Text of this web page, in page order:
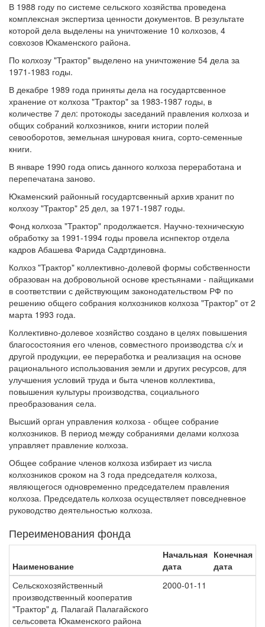
В 1988 году по системе сельского хозяйства проведена
комплексная экспертиза ценности документов. В результате
которой дела выделены на уничтожение 10 колхозов, 4
совхозов Юкаменского района.
По колхозу "Трактор" выделено на уничтожение 54 дела за
1971-1983 годы.
В декабре 1989 года приняты дела на государтсвенное
хранение от колхоза "Трактор" за 1983-1987 годы, в
количестве 7 дел: протокоды заседаний правления колхоза и
общих собраний колхозников, книги истории полей
севооборотов, земельная шнуровая книга, сорто-семенные
книги.
В январе 1990 года опись данного колхоза переработана и
перепечатана заново.
Юкаменский районный государтсвенный архив хранит по
колхозу "Трактор" 25 дел, за 1971-1987 годы.
Фонд колхоза "Трактор" продолжается. Научно-техническую
обработку за 1991-1994 годы провела иснпектор отдела
кадров Абашева Фарида Садртдиновна.
Колхоз "Трактор" коллективно-долевой формы собственности
образован на добровольной основе крестьянами - пайщиками
в соответствии с действующим законодательством РФ по
решению общего собрания колхозников колхоза "Трактор" от 2
марта 1993 года.
Коллективно-долевое хозяйство создано в целях повышения
благосостояния его членов, совместного производства с/х и
другой продукции, ее переработка и реализация на основе
рационального использования земли и других ресурсов, для
улучшения условий труда и быта членов коллектива,
повышения культуры производства, социального
преобразования села.
Высший орган управления колхоза - общее собрание
колхозников. В период между собраниями делами колхоза
управляет правление колхоза.
Общее собрание членов колхоза избирает из числа
колхозников сроком на 3 года председателя колхоза,
являющегося одновременно председателем правления
колхоза. Председатель колхоза осуществляет повседневное
руководство деятельностью колхоза.
Переименования фонда
Наименование
Начальная
дата
Конечная
дата
Сельскохозяйственный
производственный кооператив
"Трактор" д. Палагай Палагайского
сельсовета Юкаменского района
2000-01-11